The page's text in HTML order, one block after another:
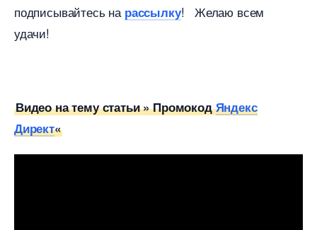
подписывайтесь на рассылку! Желаю всем
удачи!
идео на тему статьи » ПромокодЯндекс
Директ«